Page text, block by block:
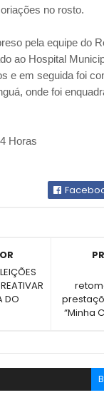
no rosto.
pela equipe do
ao Hospital
e em seguida foi
onde foi
Horas
“Minha
DO